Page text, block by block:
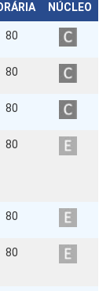
NÚCLEO
80
80
80
80
80
80